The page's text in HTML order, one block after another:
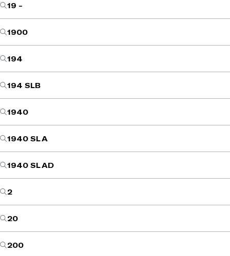
19 -
1900
194
194 SLB
1940
1940 SL A
1940 SL AD
2
20
200